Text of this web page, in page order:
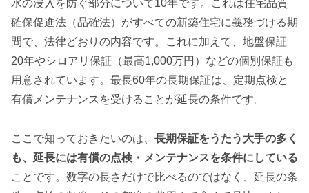
水の浸入を防ぐ部分について10年です。これは住宅品質
確保促進法（品確法）がすべての新築住宅に義務づける期
間で、法律どおりの内容です。これに加えて、地盤保証
20年やシロアリ保証（最高1,000万円）などの個別保証も
用意されています。最長60年の長期保証は、定期点検と
有償メンテナンスを受けることが延長の条件です。
ここで知っておきたいのは、 長期保証をうたう大手の多く
も、延長には有償の点検・メンテナンスを条件にしている
ことです。数字の長さだけで比べるのではなく、延長の条